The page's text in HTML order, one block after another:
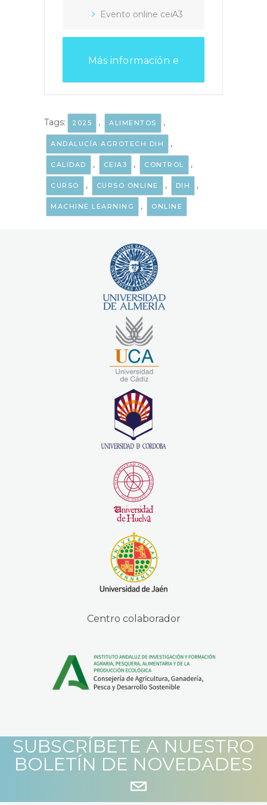
Evento online ceiA3
Más información e
Tags: 2025 , ALIMENTOS ,
ANDALUCÍA AGROTECH DIH ,
CALIDAD , CEIA3 , CONTROL ,
CURSO , CURSO ONLINE , DIH ,
MACHINE LEARNING , ONLINE
Centro colaborador
SUBSCRÍBETE A NUESTRO
BOLETÍN DE NOVEDADES